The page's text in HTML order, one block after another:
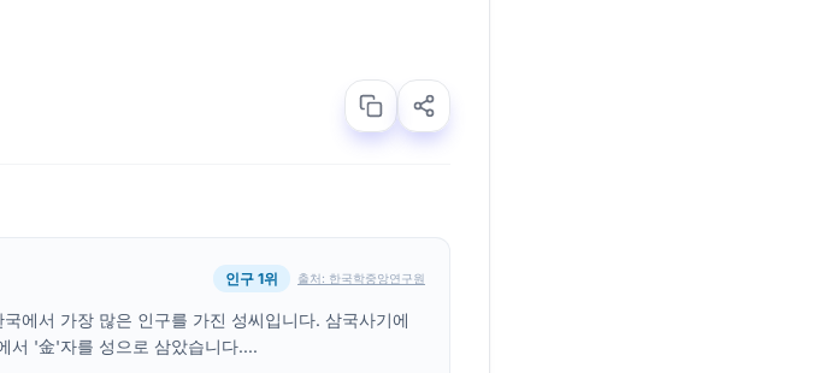
인구 1위 출처: 한국학중앙연구원
에서 가장 많은 인구를 가진 성씨입니다. 삼국사기에
서 '金'자를 성으로 삼았습니다....